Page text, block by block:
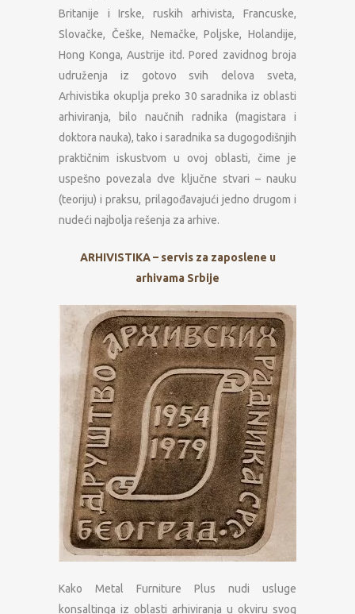
Britanije i Irske, ruskih arhivista, Francuske,
Slovačke, Češke, Nemačke, Poljske, Holandije,
Hong Konga, Austrije itd. Pored zavidnog broja
udruženja iz gotovo svih delova sveta,
Arhivistika okuplja preko 30 saradnika iz oblasti
arhiviranja, bilo naučnih radnika (magistara i
doktora nauka), tako i saradnika sa dugogodišnjih
praktičnim iskustvom u ovoj oblasti, čime je
uspešno povezala dve ključne stvari – nauku
(teoriju) i praksu, prilagođavajući jedno drugom i
nudeći najbolja rešenja za arhive.
ARHIVISTIKA – servis za zaposlene u
arhivama Srbije
Kako Metal Furniture Plus nudi usluge
konsaltinga iz oblasti arhiviranja u okviru svog